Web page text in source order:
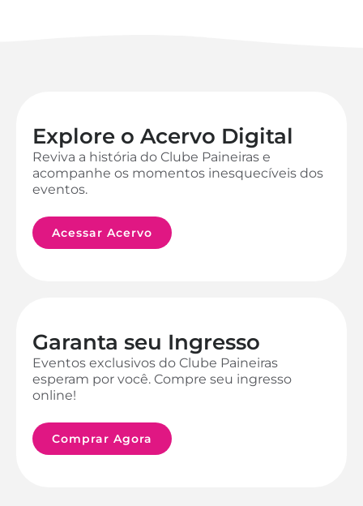
Explore o Acervo Digital
Reviva a história do Clube Paineiras e
acompanhe os momentos inesquecíveis dos
eventos.
Acessar Acervo
Garanta seu Ingresso
Eventos exclusivos do Clube Paineiras
esperam por você. Compre seu ingresso
online!
Comprar Agora